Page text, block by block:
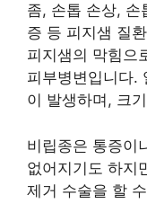
좀, 손톱 손상, 손
증 등 피지샘 질
피지샘의 막힘으
피부병변입니다.
이 발생하며, 크
비립종은 통증이
없어지기도 하지
제거 수술을 할